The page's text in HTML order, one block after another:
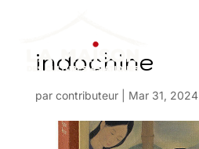
indochine
par contributeur| Mar 31, 2024